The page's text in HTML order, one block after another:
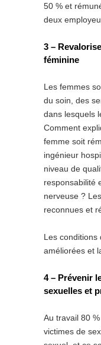
50 % et
deux
3 –
féminine
Les femmes
du soin, des
dans lesquels
Comment
femme soit
ingénieur
niveau de
responsabilité
nerveuse ?
reconnues et
Les conditions
améliorées et
4 – Prévenir
sexuelles et
Au travail 80
victimes de